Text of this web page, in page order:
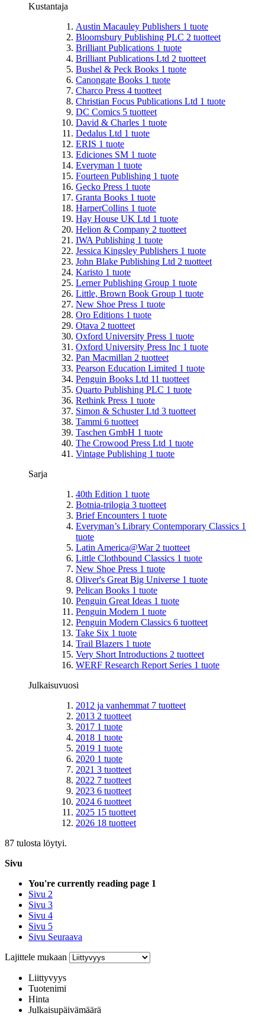
Kustantaja
Austin Macauley Publishers 1 tuote
Bloomsbury Publishing PLC 2 tuotteet
Brilliant Publications 1 tuote
Brilliant Publications Ltd 2 tuotteet
Bushel & Peck Books 1 tuote
Canongate Books 1 tuote
Charco Press 4 tuotteet
Christian Focus Publications Ltd 1 tuote
DC Comics 5 tuotteet
David & Charles 1 tuote
Dedalus Ltd 1 tuote
ERIS 1 tuote
Ediciones SM 1 tuote
Everyman 1 tuote
Fourteen Publishing 1 tuote
Gecko Press 1 tuote
Granta Books 1 tuote
HarperCollins 1 tuote
Hay House UK Ltd 1 tuote
Helion & Company 2 tuotteet
IWA Publishing 1 tuote
Jessica Kingsley Publishers 1 tuote
John Blake Publishing Ltd 2 tuotteet
Karisto 1 tuote
Lerner Publishing Group 1 tuote
Little, Brown Book Group 1 tuote
New Shoe Press 1 tuote
Oro Editions 1 tuote
Otava 2 tuotteet
Oxford University Press 1 tuote
Oxford University Press Inc 1 tuote
Pan Macmillan 2 tuotteet
Pearson Education Limited 1 tuote
Penguin Books Ltd 11 tuotteet
Quarto Publishing PLC 1 tuote
Rethink Press 1 tuote
Simon & Schuster Ltd 3 tuotteet
Tammi 6 tuotteet
Taschen GmbH 1 tuote
The Crowood Press Ltd 1 tuote
Vintage Publishing 1 tuote
Sarja
40th Edition 1 tuote
Botnia-trilogia 3 tuotteet
Brief Encounters 1 tuote
Everyman’s Library Contemporary Classics 1
tuote
Latin America@War 2 tuotteet
Little Clothbound Classics 1 tuote
New Shoe Press 1 tuote
Oliver's Great Big Universe 1 tuote
Pelican Books 1 tuote
Penguin Great Ideas 1 tuote
Penguin Modern 1 tuote
Penguin Modern Classics 6 tuotteet
Take Six 1 tuote
Trail Blazers 1 tuote
Very Short Introductions 2 tuotteet
WERF Research Report Series 1 tuote
Julkaisuvuosi
2012 ja vanhemmat 7 tuotteet
2013 2 tuotteet
2017 1 tuote
2018 1 tuote
2019 1 tuote
2020 1 tuote
2021 3 tuotteet
2022 7 tuotteet
2023 6 tuotteet
2024 6 tuotteet
2025 15 tuotteet
2026 18 tuotteet
87 tulosta löytyi.
Sivu
You're currently reading page 1
Sivu 2
Sivu 3
Sivu 4
Sivu 5
Sivu Seuraava
Lajittele mukaan
Liittyvyys
Tuotenimi
Hinta
Julkaisupäivämäärä